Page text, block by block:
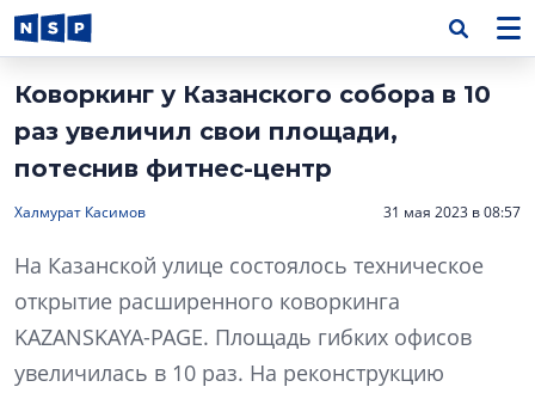
Коворкинг у Казанского собора в 10
раз увеличил свои площади,
потеснив фитнес-центр
Халмурат Касимов 31 мая 2023 в 08:57
На Казанской улице состоялось техническое
открытие расширенного коворкинга
KAZANSKAYA-PAGE. Площадь гибких офисов
увеличилась в 10 раз. На реконструкцию